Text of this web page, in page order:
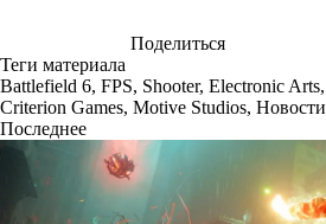
Поделиться
Теги материала
Battlefield 6, FPS, Shooter, Electronic Arts,
Criterion Games, Motive Studios, Новости
Последнее